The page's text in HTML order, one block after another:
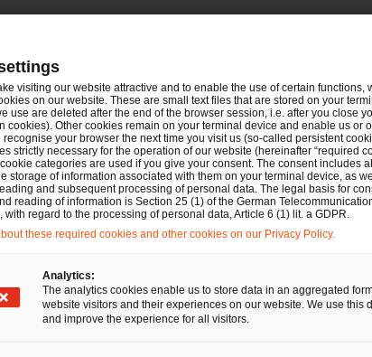
Bianca Schmid
Deals/M&A
PwC Legal und PwC
Deutschland beraten auxalia
und Sophora
Unternehmerkapital beim
Zusammenschluss von auxalia
und der WESTCAM-Gruppe
23 Jan 2025 1 Minute Lesezeit
visiting our website attractive and to enable the use of certain functions,
on our website. These are small text files that are stored on your
use are deleted after the end of the browser session, i.e. after you close
cookies). Other cookies remain on your terminal device and enable us or
recognise your browser the next time you visit us (so-called persistent
strictly necessary for the operation of our website (hereinafter “required
categories are used if you give your consent. The consent includes
storage of information associated with them on your terminal device, as
and subsequent processing of personal data. The legal basis for
reading of information is Section 25 (1) of the German
with regard to the processing of personal data, Article 6 (1) lit. a GDPR.
these required cookies and other cookies on our Privacy Policy.
Analytics:
The analytics cookies enable us to store data in an aggregated
website visitors and their experiences on our website. We use this
and improve the experience for all visitors.